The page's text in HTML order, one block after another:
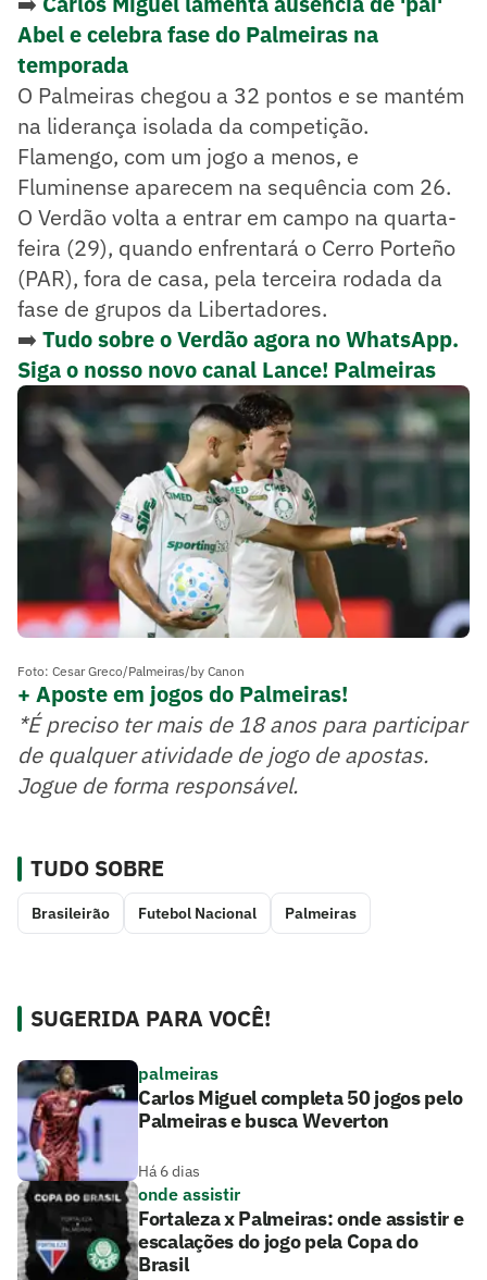
Abel e celebra fase do Palmeiras na
temporada
O Palmeiras chegou a 32 pontos e se mantém
na liderança isolada da competição.
Flamengo, com um jogo a menos, e
Fluminense aparecem na sequência com 26.
O Verdão volta a entrar em campo na quarta-
feira (29), quando enfrentará o Cerro Porteño
(PAR), fora de casa, pela terceira rodada da
fase de grupos da Libertadores.
➡️ Tudo sobre o Verdão agora no WhatsApp.
Siga o nosso novo canal Lance! Palmeiras
Foto: Cesar Greco/Palmeiras/by Canon
+ Aposte em jogos do Palmeiras!
*É preciso ter mais de 18 anos para participar
de qualquer atividade de jogo de apostas.
Jogue de forma responsável.
TUDO SOBRE
Brasileirão Futebol Nacional Palmeiras
SUGERIDA PARA VOCÊ!
palmeiras
Carlos Miguel completa 50 jogos pelo
Palmeiras e busca Weverton
Há 6 dias
onde assistir
Fortaleza x Palmeiras: onde assistir e
escalações do jogo pela Copa do
Brasil